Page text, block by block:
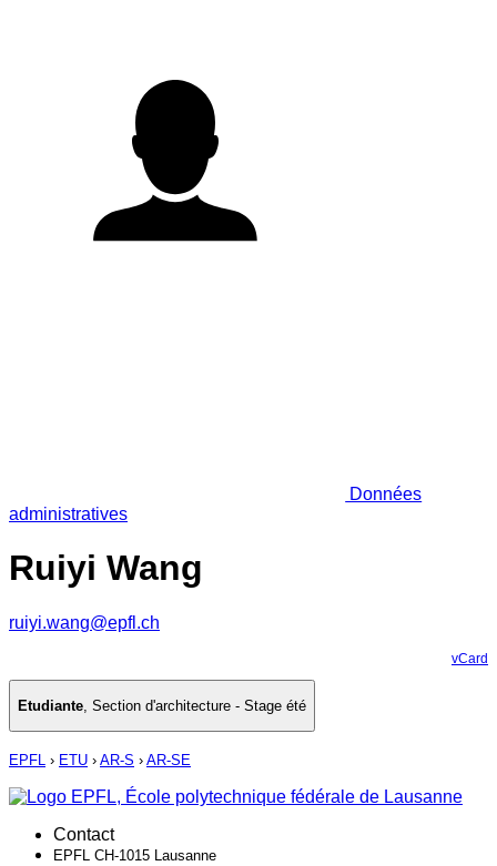
Données
administratives
Ruiyi Wang
ruiyi.wang@epfl.ch
vCard
Etudiante, Section d'architecture - Stage été
EPFL › ETU › AR-S › AR-SE
Contact
EPFL CH-1015 Lausanne